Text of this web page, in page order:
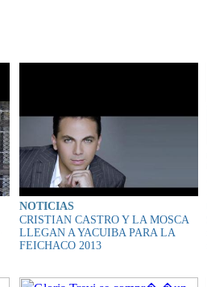
NOTICIAS
CRISTIAN CASTRO Y LA MOSCA
LLEGAN A YACUIBA PARA LA
FEICHACO 2013